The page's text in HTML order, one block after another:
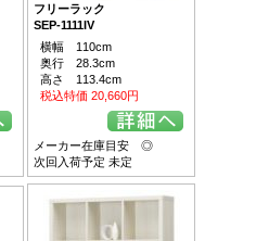
フリーラック
SEP-1111IV
横幅 110cm
奥行 28.3cm
高さ 113.4cm
税込特価 20,660円
メーカー在庫目安 ◎
次回入荷予定 未定